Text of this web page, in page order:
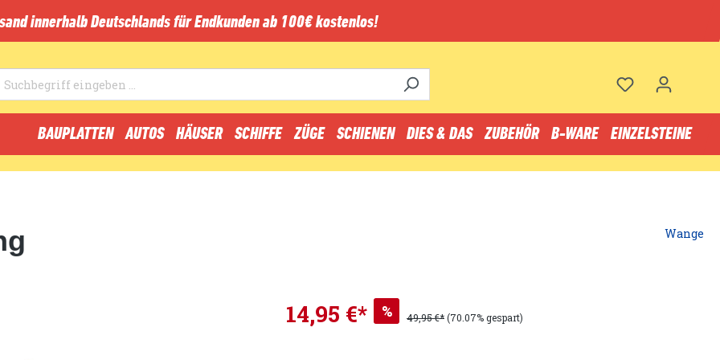
innerhalb Deutschlands für Endkunden ab 100€ kostenlos!
BAUPLATTEN AUTOS HÄUSER SCHIFFE ZÜGE SCHIENEN DIES & DAS ZUBEHÖR B-WARE EINZELSTEINE
Wange
14,95 €* % 49,95 €*(70.07% gespart)